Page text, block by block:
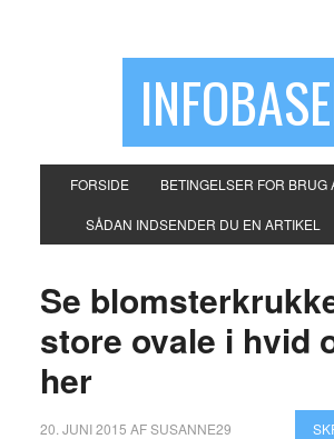
FORSIDE BETINGELSER FOR BRUG
SÅDAN INDSENDER DU EN ARTIKEL
Se
store ovale i hvid
her
20. JUNI 2015 AFSUSANNE29